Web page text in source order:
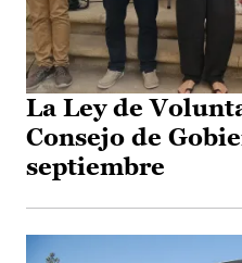
La Ley de
Consejo de
septiembre